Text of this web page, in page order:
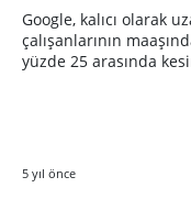
Google, kalıcı olarak
çalışanlarının
yüzde 25 arasında
5 yıl önce